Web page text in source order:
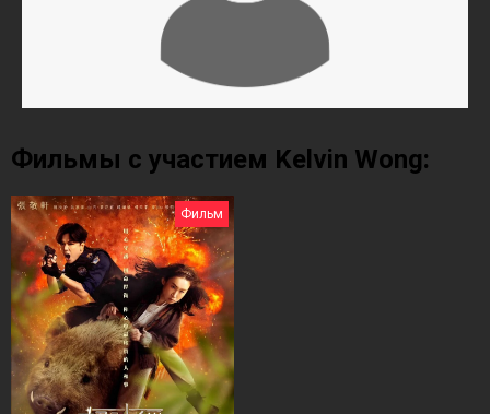
Фильмы с участием Kelvin Wong:
Фильм